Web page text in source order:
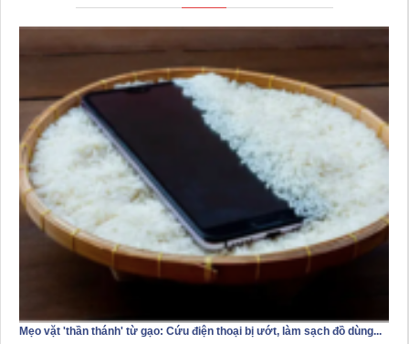
Mẹo vặt 'thần thánh' từ gạo: Cứu điện thoại bị ướt, làm sạch đồ dùng...